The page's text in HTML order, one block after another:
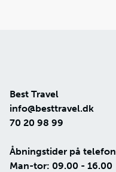
Best Travel
info@besttravel.dk
70 20 98 99
Åbningstider på telefon
Man-tor: 09.00 - 16.00